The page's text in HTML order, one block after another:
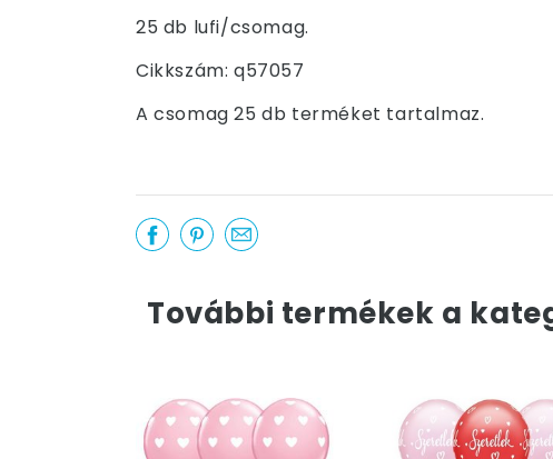
25 db lufi/csomag.
Cikkszám: q57057
A csomag 25 db terméket tartalmaz.
További termékek a